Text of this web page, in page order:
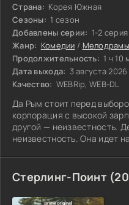
Страна: Корея Южная
Сезоны: 1 сезон
Добавлены серии: 1-2
Жанр: Комедии / Мелодрамы
Продолжительность: 1 ч 10
Дата выхода: 3 августа 2026
Качество: WEBRip, WEB-DL
Да Рым стоит перед
корпорация с высокой
другой — неизвестность.
неизвестность. Она идет
фирмы — Ли Чан. Раньше он
толпы. Одиннадцать лет Да
творчеством. Знает все
Стерлинг-Поинт